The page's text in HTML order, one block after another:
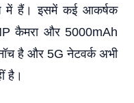
में हैं। इसमें कई आकर्षक
कैमरा और 5000mAh
है और 5G नेटवर्क अभी
है।